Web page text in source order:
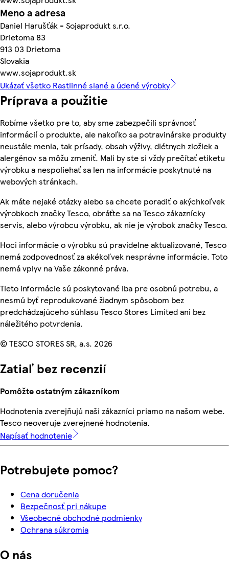
Meno a adresa
Daniel Harušťák - Sojaprodukt s.r.o.
Drietoma 83
913 03 Drietoma
Slovakia
www.sojaprodukt.sk
Ukázať všetko Rastlinné slané a údené výrobky
Príprava a použitie
Robíme všetko pre to, aby sme zabezpečili správnosť
informácií o produkte, ale nakoľko sa potravinárske produkty
neustále menia, tak prísady, obsah výživy, diétnych zložiek a
alergénov sa môžu zmeniť. Mali by ste si vždy prečítať etiketu
výrobku a nespoliehať sa len na informácie poskytnuté na
webových stránkach.
Ak máte nejaké otázky alebo sa chcete poradiť o akýchkoľvek
výrobkoch značky Tesco, obráťte sa na Tesco zákaznícky
servis, alebo výrobcu výrobku, ak nie je výrobok značky Tesco.
Hoci informácie o výrobku sú pravidelne aktualizované, Tesco
nemá zodpovednosť za akékoľvek nesprávne informácie. Toto
nemá vplyv na Vaše zákonné práva.
Tieto informácie sú poskytované iba pre osobnú potrebu, a
nesmú byť reprodukované žiadnym spôsobom bez
predchádzajúceho súhlasu Tesco Stores Limited ani bez
náležitého potvrdenia.
© TESCO STORES SR, a.s. 2026
Zatiaľ bez recenzií
Pomôžte ostatným zákazníkom
Hodnotenia zverejňujú naši zákazníci priamo na našom webe.
Tesco neoveruje zverejnené hodnotenia.
Napísať hodnotenie
Potrebujete pomoc?
Cena doručenia
Bezpečnosť pri nákupe
Všeobecné obchodné podmienky
Ochrana súkromia
O nás